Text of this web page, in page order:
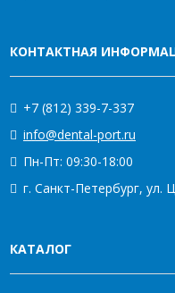
КОНТАКТНАЯ
+7 (812) 339-7-337
info@dental-port.ru
Пн-Пт: 09:30-18:00
г. Санкт-Петербург, ул.
КАТАЛОГ